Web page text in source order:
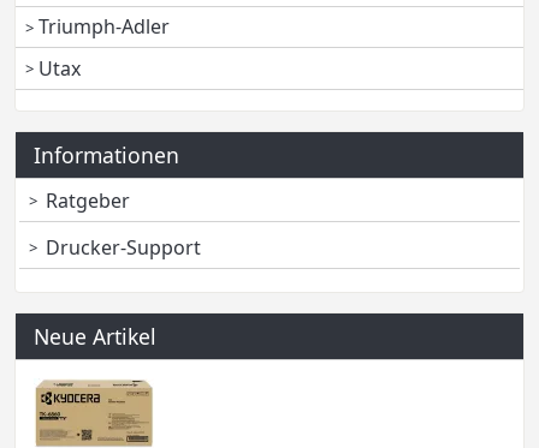
Triumph-Adler
Utax
Informationen
Ratgeber
Drucker-Support
Neue Artikel